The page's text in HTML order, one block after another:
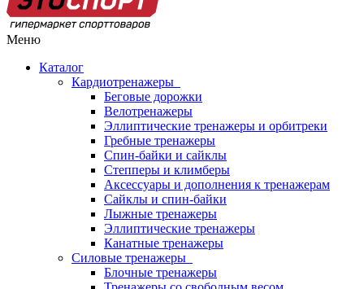
Меню
Каталог
Кардиотренажеры
Беговые дорожки
Велотренажеры
Эллиптические тренажеры и орбитреки
Гребные тренажеры
Спин-байки и сайклы
Степперы и климберы
Аксессуары и дополнения к тренажерам
Сайклы и спин-байки
Лыжные тренажеры
Эллиптические тренажеры
Канатные тренажеры
Силовые тренажеры
Блочные тренажеры